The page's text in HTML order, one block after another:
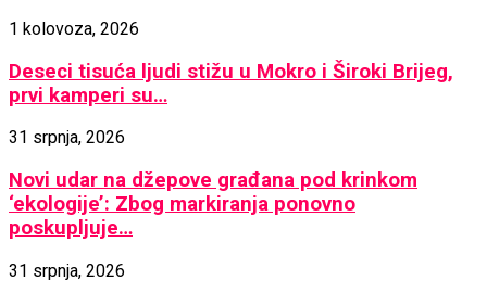
1 kolovoza, 2026
Deseci tisuća ljudi stižu u Mokro i Široki Brijeg,
prvi kamperi su…
31 srpnja, 2026
Novi udar na džepove građana pod krinkom
‘ekologije’: Zbog markiranja ponovno
poskupljuje…
31 srpnja, 2026